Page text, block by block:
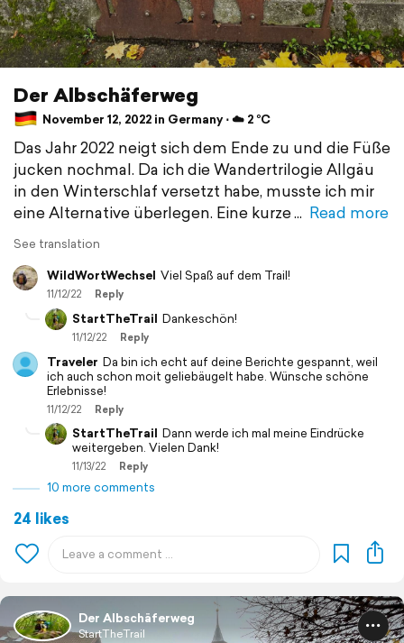
Der Albschäferweg
November 12, 2022 in Germany ⋅ ☁️ 2 °C
Das Jahr 2022 neigt sich dem Ende zu und die Füße
jucken nochmal. Da ich die Wandertrilogie Allgäu
in den Winterschlaf versetzt habe, musste ich mir
eine Alternative überlegen. Eine kurze
Read more
See translation
WildWortWechsel Viel Spaß auf dem Trail!
11/12/22 Reply
StartTheTrail Dankeschön!
11/12/22 Reply
Traveler Da bin ich echt auf deine Berichte gespannt, weil
ich auch schon moit geliebäugelt habe. Wünsche schöne
Erlebnisse!
11/12/22 Reply
StartTheTrail Dann werde ich mal meine Eindrücke
weitergeben. Vielen Dank!
11/13/22 Reply
10 more comments
24 likes
Der Albschäferweg
StartTheTrail